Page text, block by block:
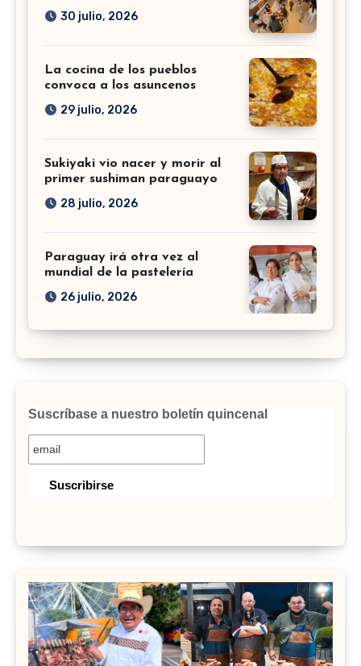
30 julio, 2026
La cocina de los pueblos
convoca a los asuncenos
29 julio, 2026
Sukiyaki vio nacer y morir al
primer sushiman paraguayo
28 julio, 2026
Paraguay irá otra vez al
mundial de la pastelería
26 julio, 2026
Suscríbase a nuestro boletín quincenal